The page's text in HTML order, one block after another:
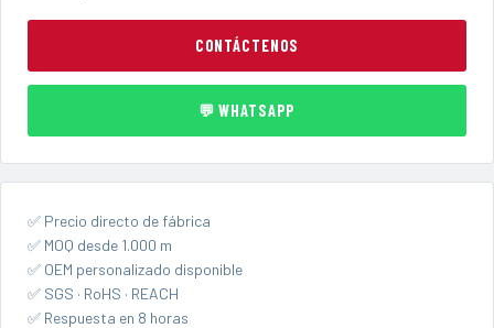
CONTÁCTENOS
💬 WHATSAPP
✅ Precio directo de fábrica
✅ MOQ desde 1.000 m
✅ OEM personalizado disponible
✅ SGS · RoHS · REACH
✅ Respuesta en 8 horas